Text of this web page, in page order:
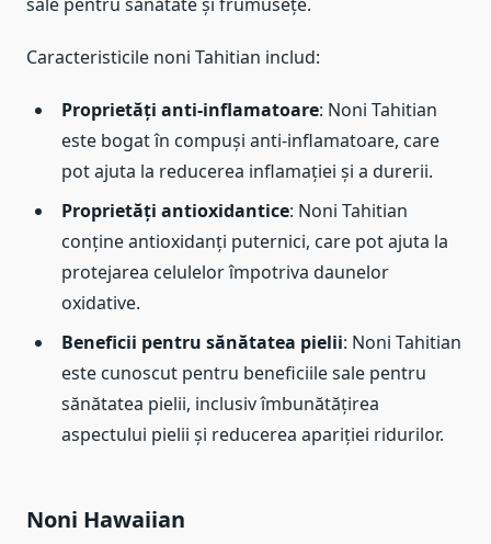
Caracteristicile noni Tahitian includ:
Proprietăți anti-inflamatoare: Noni Tahitian
este bogat în compuși anti-inflamatoare, care
pot ajuta la reducerea inflamației și a durerii.
Proprietăți antioxidantice: Noni Tahitian
conține antioxidanți puternici, care pot ajuta la
protejarea celulelor împotriva daunelor
oxidative.
Beneficii pentru sănătatea pielii: Noni Tahitian
este cunoscut pentru beneficiile sale pentru
sănătatea pielii, inclusiv îmbunătățirea
aspectului pielii și reducerea apariției ridurilor.
Noni Hawaiian